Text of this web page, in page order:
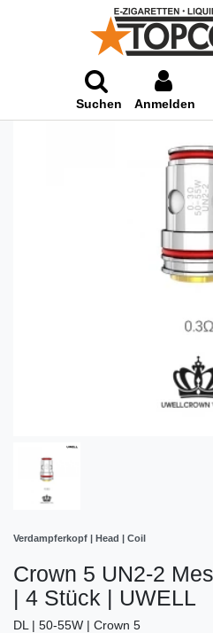
Suchen Anmelden
Verdampferkopf | Head | Coil
Crown 5 UN2-2
| 4 Stück | UWELL
DL | 50-55W | Crown 5